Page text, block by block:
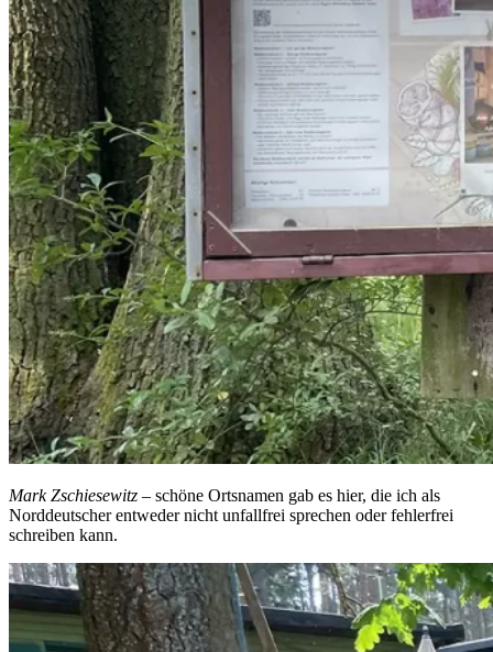
Mark Zschiesewitz – schöne Ortsnamen gab es hier, die ich als
Norddeutscher entweder nicht unfallfrei sprechen oder fehlerfrei
schreiben kann.